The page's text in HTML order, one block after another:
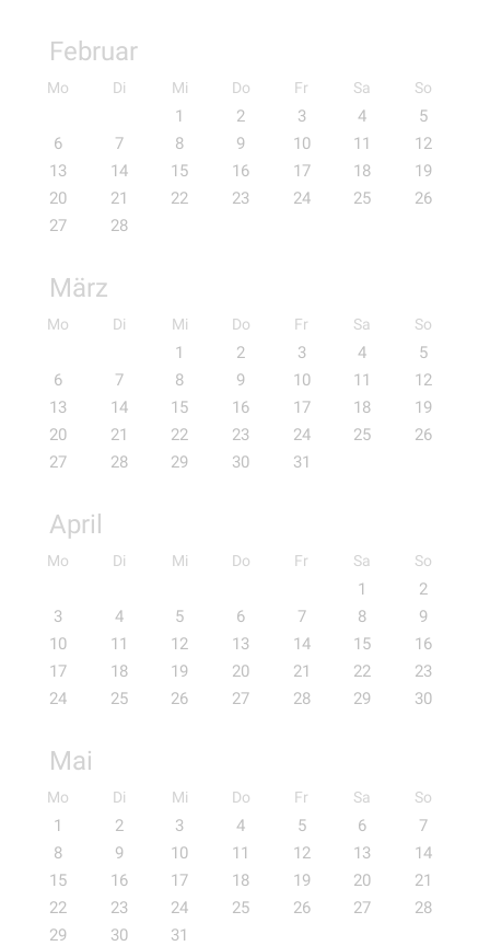
Februar
Mo Di Mi Do Fr Sa So
1 2 3 4
5
6
7 8 9 10 11
12
13
14 15 16 17 18
19
20
21 22 23 24 25
26
27
28
März
Mo Di Mi Do Fr Sa So
1 2 3 4
5
6
7 8 9 10 11
12
13
14 15 16 17 18
19
20
21 22 23 24 25
26
27
28 29 30 31
April
Mo Di Mi Do Fr Sa So
1
2
3
4 5 6 7 8
9
10
11 12 13 14 15
16
17
18 19 20 21 22
23
24
25 26 27 28 29 30
Mai
Mo Di Mi Do Fr Sa So
1 2 3 4 5 6
7
8
9 10 11 12 13
14
15
16 17 18 19 20
21
22
23 24 25 26 27
28
29
30 31